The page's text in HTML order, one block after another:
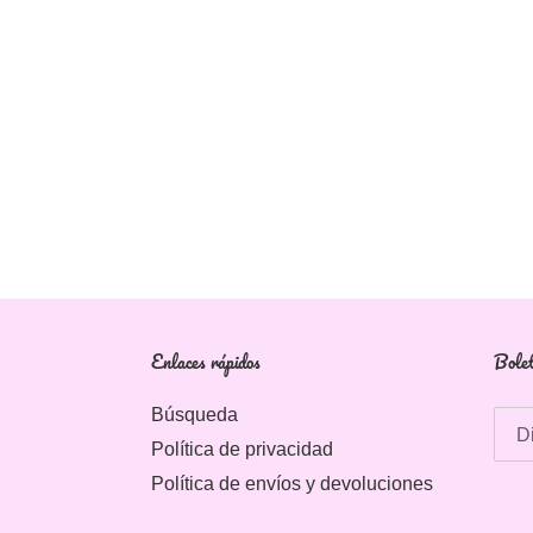
Enlaces rápidos
Búsqueda
Política de privacidad
Política de envíos y devoluciones